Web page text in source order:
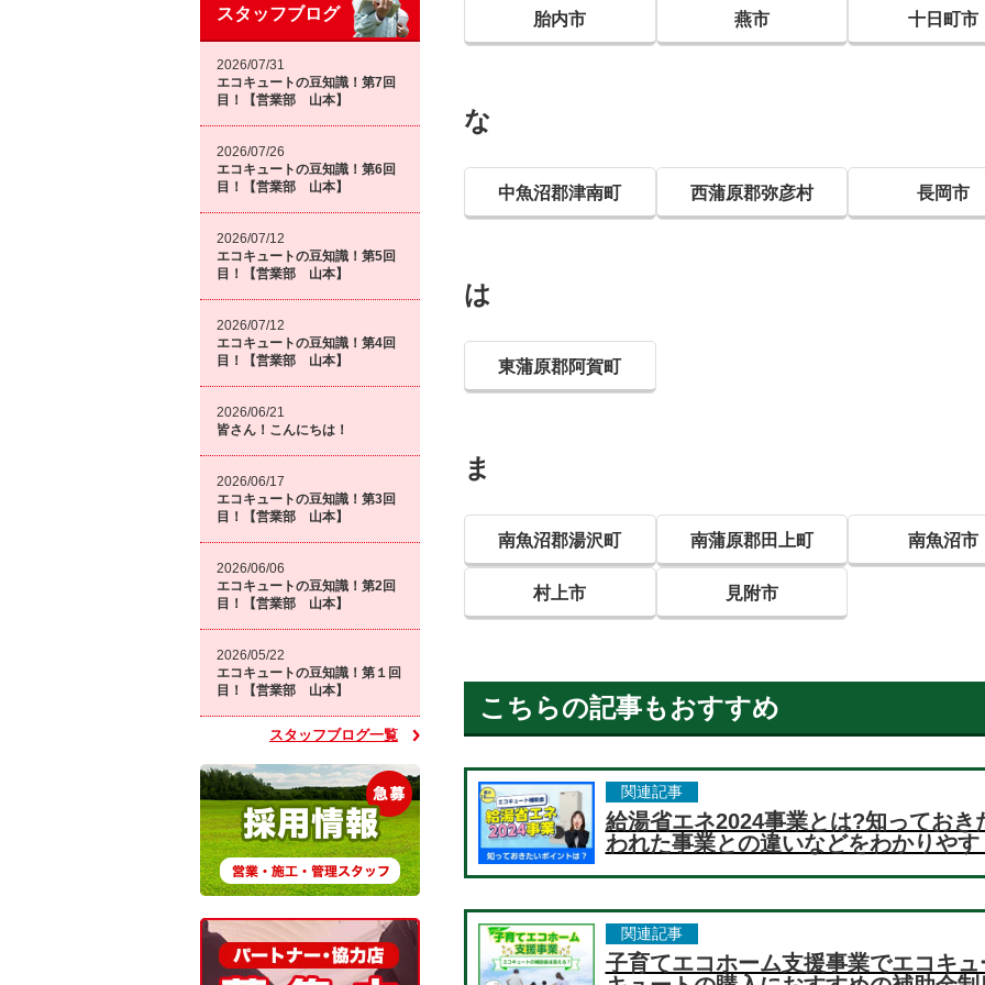
スタッフブログ
2026/07/31
エコキュートの豆知識！第7回
目！【営業部 山本】
2026/07/26
エコキュートの豆知識！第6回
目！【営業部 山本】
2026/07/12
エコキュートの豆知識！第5回
目！【営業部 山本】
2026/07/12
エコキュートの豆知識！第4回
目！【営業部 山本】
2026/06/21
皆さん！こんにちは！
2026/06/17
エコキュートの豆知識！第3回
目！【営業部 山本】
2026/06/06
エコキュートの豆知識！第2回
目！【営業部 山本】
2026/05/22
エコキュートの豆知識！第１回
目！【営業部 山本】
スタッフブログ一覧
胎内市 燕市 十日町市
な
中魚沼郡津南町 西蒲原郡弥彦村 長岡市
は
東蒲原郡阿賀町
ま
南魚沼郡湯沢町 南蒲原郡田上町 南魚沼市
村上市 見附市
こちらの記事もおすすめ
関連記事
給湯省エネ2024事業とは?知っておき
われた事業との違いなどをわかりやす
関連記事
子育てエコホーム支援事業でエコキ